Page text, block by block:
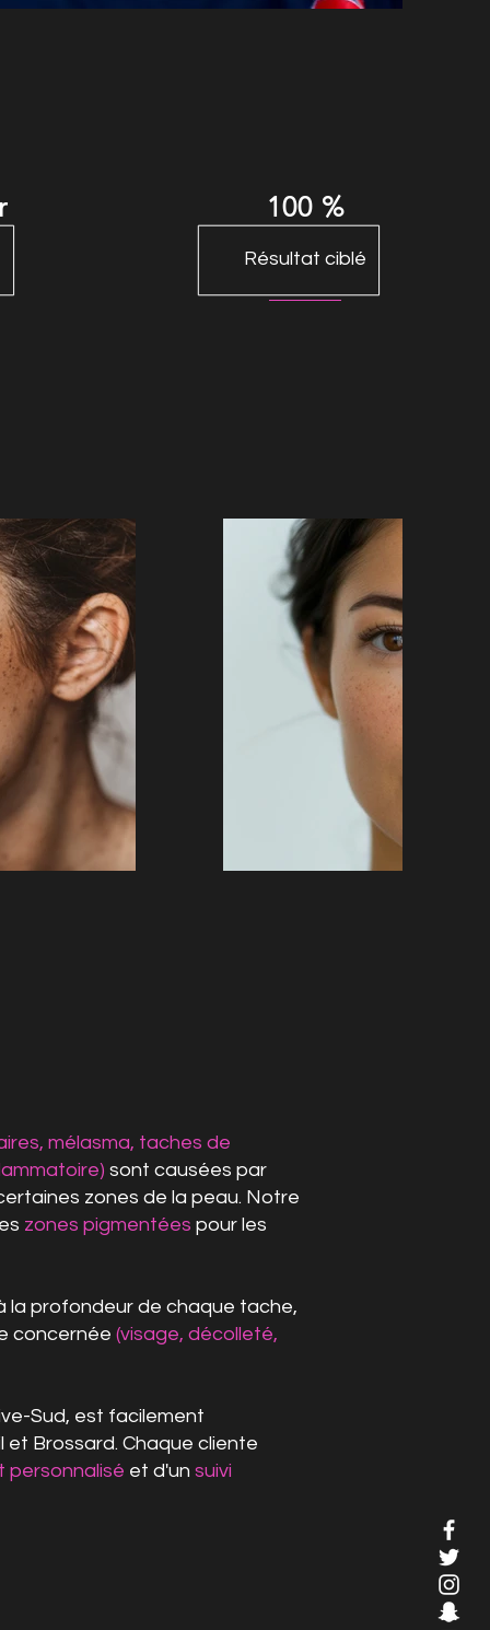
100 %
Résultat ciblé
mélasma, taches de
sont causées par
zones de la peau. Notre
zones pigmentées pour les
la profondeur de chaque tache,
concernée (visage, décolleté,
Sud, est facilement
Brossard. Chaque cliente
personnalisé et d'unsuivi